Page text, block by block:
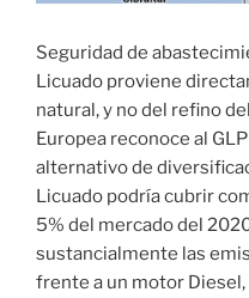
Seguridad de
Licuado proviene
natural, y no del refino
Europea reconoce al
alternativo de
Licuado podría cubrir
5% del mercado del
sustancialmente las
frente a un motor